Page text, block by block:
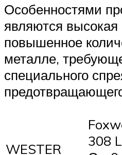
Особенностями
являются высокая
повышенное
металле,
специального
WESTER
308